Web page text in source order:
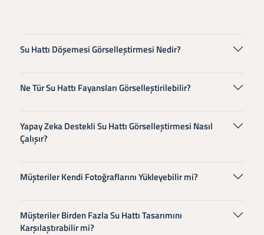
Su Hattı Döşemesi Görselleştirmesi Nedir?
Ne Tür Su Hattı Fayansları Görselleştirilebilir?
Yapay Zeka Destekli Su Hattı Görselleştirmesi Nasıl
Çalışır?
Müşteriler Kendi Fotoğraflarını Yükleyebilir mi?
Müşteriler Birden Fazla Su Hattı Tasarımını
Karşılaştırabilir mi?